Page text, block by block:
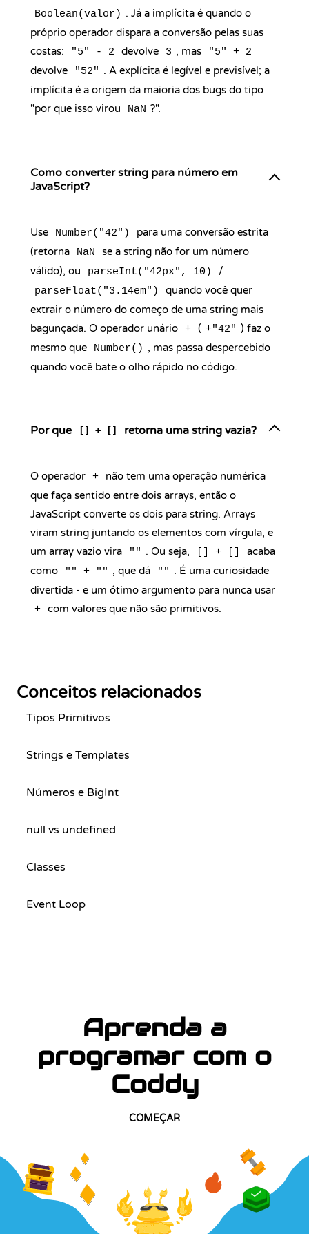
Boolean(valor) . Já a implícita é quando o
próprio operador dispara a conversão pelas suas
costas:
"5" - 2 devolve 3 , mas "5" + 2
devolve "52" . A explícita é legível e previsível; a
implícita é a origem da maioria dos bugs do tipo
"por que isso virou
NaN ?".
Como converter string para número em
JavaScript?
Use Number("42")
para uma conversão estrita
(retorna
NaN
se a string não for um número
válido), ou
parseInt("42px", 10) /
parseFloat("3.14em")
quando você quer
extrair o número do começo de uma string mais
bagunçada. O operador unário + ( +"42" ) faz o
mesmo que
Number() , mas passa despercebido
quando você bate o olho rápido no código.
Por que [] + [] retorna uma string vazia?
O operador +
não tem uma operação numérica
que faça sentido entre dois arrays, então o
JavaScript converte os dois para string. Arrays
viram string juntando os elementos com vírgula, e
um array vazio vira
"" . Ou seja, [] + []
acaba
como
"" + "" , que dá "" . É uma curiosidade
divertida - e um ótimo argumento para nunca usar
+ com valores que não são primitivos.
Conceitos relacionados
Tipos Primitivos
Strings e Templates
Números e BigInt
null vs undefined
Classes
Event Loop
Aprenda a
programar com o
Coddy
COMEÇAR